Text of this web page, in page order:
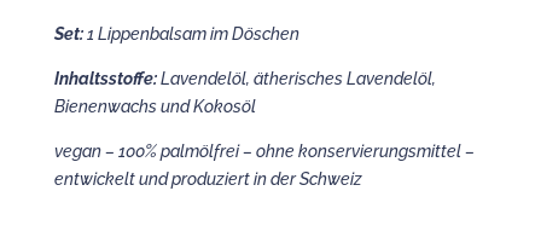
Set:1 Lippenbalsam im Döschen
Inhaltsstoffe:Lavendelöl, ätherisches Lavendelöl,
Bienenwachs und Kokosöl
vegan – 100% palmölfrei – ohne konservierungsmittel –
entwickelt und produziert in der Schweiz